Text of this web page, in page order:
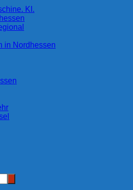
KI.
in Nordhessen